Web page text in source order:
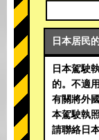
日本居民
日本駕駛
的。不適
有關將外
本駕駛執
請聯絡日